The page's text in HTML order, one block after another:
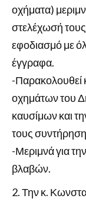
οχήματα)
στελέχωσή
εφοδιασμό με
έγγραφα.
-Παρακολουθεί
οχημάτων του
καυσίμων και
τους
-Μεριμνά για
βλαβών.
Την κ.